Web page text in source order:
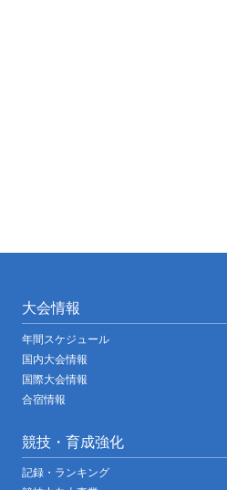
大会情報
年間スケジュール
国内大会情報
国際大会情報
合宿情報
競技・育成強化
記録・ランキング